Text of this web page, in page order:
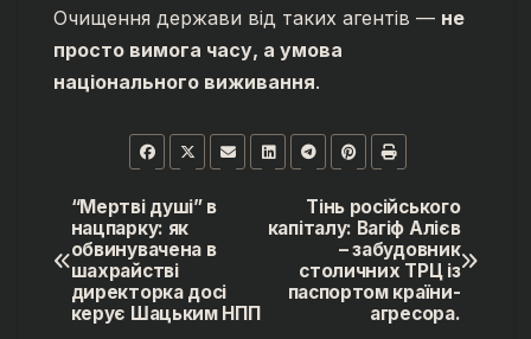
Очищення держави від таких агентів — не
просто вимога часу, а умова
національного виживання.
Post
navigation
Тінь російського
капіталу: Вагіф Алієв
– забудовник
столичних ТРЦ із
паспортом країни-
агресора.
“Мертві душі” в
нацпарку: як
обвинувачена в
шахрайстві
директорка досі
керує Шацьким НПП